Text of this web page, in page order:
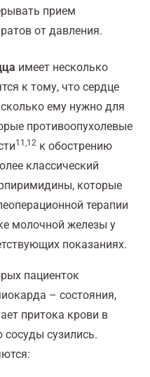
прием
от давления.
имеет несколько
к тому, что сердце
ему нужно для
противоопухолевые
11,12 к обострению
классический
которые
терапии
молочной железы у
показаниях.
пациенток
– состояния,
притока крови в
сосуды сузились.